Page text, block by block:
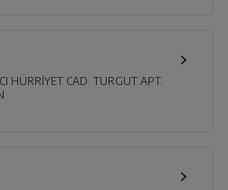
HÜRRİYET CAD. TURGUT APT.